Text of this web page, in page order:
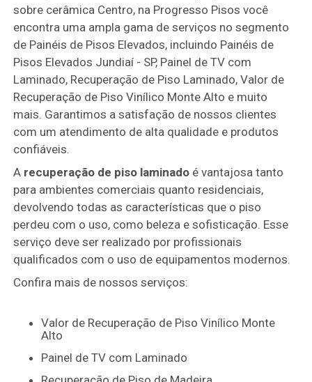
sobre cerâmica Centro, na Progresso Pisos você
encontra uma ampla gama de serviços no segmento
de Painéis de Pisos Elevados, incluindo Painéis de
Pisos Elevados Jundiaí - SP, Painel de TV com
Laminado, Recuperação de Piso Laminado, Valor de
Recuperação de Piso Vinílico Monte Alto e muito
mais. Garantimos a satisfação de nossos clientes
com um atendimento de alta qualidade e produtos
confiáveis.
A recuperação de piso laminado é vantajosa tanto
para ambientes comerciais quanto residenciais,
devolvendo todas as características que o piso
perdeu com o uso, como beleza e sofisticação. Esse
serviço deve ser realizado por profissionais
qualificados com o uso de equipamentos modernos.
Confira mais de nossos serviços:
Valor de Recuperação de Piso Vinílico Monte
Alto
Painel de TV com Laminado